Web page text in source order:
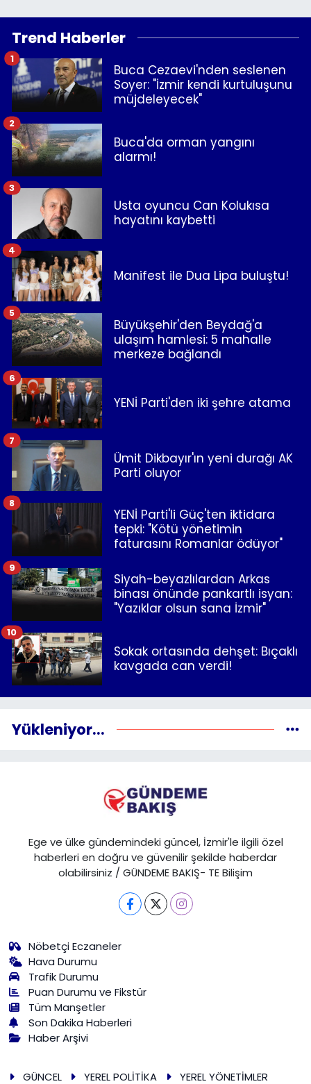
Trend Haberler
Buca Cezaevi'nden seslenen
Soyer: "İzmir kendi kurtuluşunu
müjdeleyecek"
1
Buca'da orman yangını
alarmı!
2
Usta oyuncu Can Kolukısa
hayatını kaybetti
3
Manifest ile Dua Lipa buluştu!
4
Büyükşehir'den Beydağ'a
ulaşım hamlesi: 5 mahalle
merkeze bağlandı
5
YENİ Parti'den iki şehre atama
6
Ümit Dikbayır'ın yeni durağı AK
Parti oluyor
7
YENİ Parti'li Güç'ten iktidara
tepki: "Kötü yönetimin
faturasını Romanlar ödüyor"
8
Siyah-beyazlılardan Arkas
binası önünde pankartlı isyan:
"Yazıklar olsun sana İzmir"
9
Sokak ortasında dehşet: Bıçaklı
kavgada can verdi!
10
Yükleniyor...
Ege ve ülke gündemindeki güncel, İzmir'le ilgili özel
haberleri en doğru ve güvenilir şekilde haberdar
olabilirsiniz / GÜNDEME BAKIŞ- TE Bilişim
Nöbetçi Eczaneler
Hava Durumu
Trafik Durumu
Puan Durumu ve Fikstür
Tüm Manşetler
Son Dakika Haberleri
Haber Arşivi
GÜNCEL YEREL POLİTİKA YEREL YÖNETİMLER